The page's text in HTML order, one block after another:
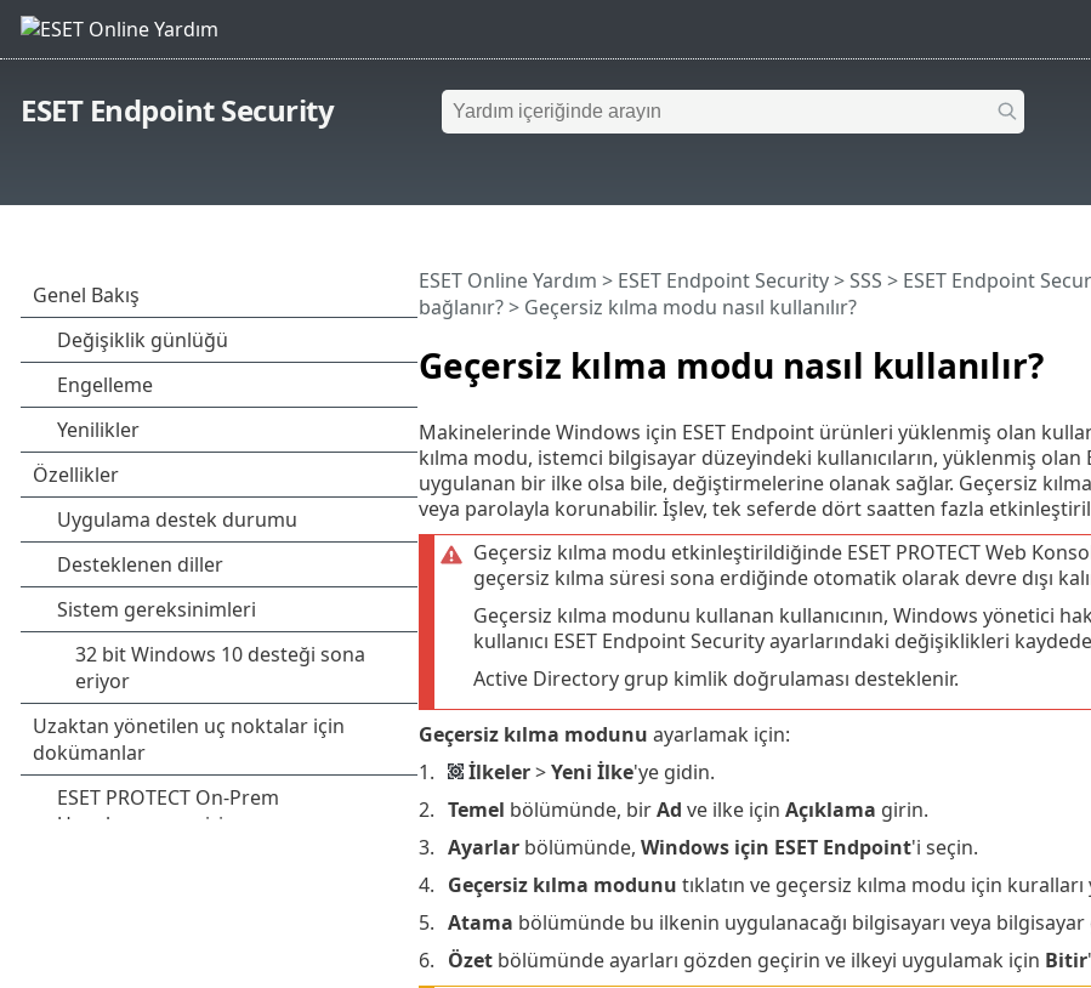
ESET Endpoint Security
Geçersiz kılma modu nasıl kullanılır?
ESET Online Yardım > ESET Endpoint Security>SSS > ESET Endpoint
bağlanır?> Geçersiz kılma modu nasıl kullanılır?
Makinelerinde Windows için ESET Endpoint ürünleri yüklenmiş olan
kılma modu, istemci bilgisayar düzeyindeki kullanıcıların, yüklenmiş
uygulanan bir ilke olsa bile, değiştirmelerine olanak sağlar. Geçersiz
veya parolayla korunabilir. İşlev, tek seferde dört saatten fazla
Geçersiz kılma modu etkinleştirildiğinde ESET PROTECT Web
geçersiz kılma süresi sona erdiğinde otomatik olarak devre dışı
Geçersiz kılma modunu kullanan kullanıcının, Windows yönetici
kullanıcı ESET Endpoint Security ayarlarındaki değişiklikleri
Active Directory grup kimlik doğrulaması desteklenir.
Geçersiz kılma modunu ayarlamak için:
İlkeler>Yeni İlke'ye gidin.
Temel bölümünde, birAd ve ilke için Açıklama girin.
Ayarlarbölümünde, Windows için ESET Endpoint'i seçin.
Geçersiz kılma modunu tıklatın ve geçersiz kılma modu için kuralları
Atama bölümünde bu ilkenin uygulanacağı bilgisayarı veya
Özetbölümünde ayarları gözden geçirin ve ilkeyi uygulamak için Bitir